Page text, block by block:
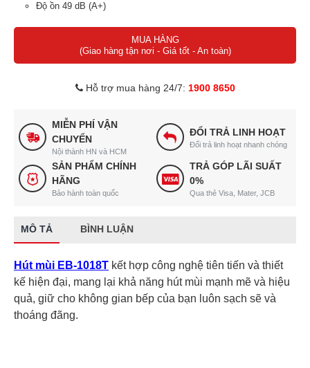
Độ ồn 49 dB (A+)
Kích thước (D 700 x R 40 X C 500)mm
Điện áp AC 220V
MUA HÀNG
(Giao hàng tận nơi - Giá tốt - An toàn)
Hỗ trợ mua hàng 24/7: 1900 8650
MIỄN PHÍ VẬN
CHUYỂN
Nội thành HN và HCM
ĐỔI TRẢ LINH HOẠT
Đổi trả linh hoạt nhanh chóng
SẢN PHẨM CHÍNH
HÃNG
Bảo hành toàn quốc
TRẢ GÓP LÃI SUẤT
0%
Qua thẻ Visa, Mater, JCB
MÔ TẢ BÌNH LUẬN
Hút mùi EB-1018T kết hợp công nghệ tiên tiến và thiết
kế hiện đại, mang lại khả năng hút mùi mạnh mẽ và hiệu
quả, giữ cho không gian bếp của bạn luôn sạch sẽ và
thoáng đãng.